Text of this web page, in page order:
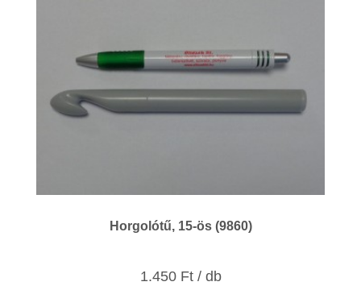
Horgolótű, 15-ös (9860)
1.450 Ft / db